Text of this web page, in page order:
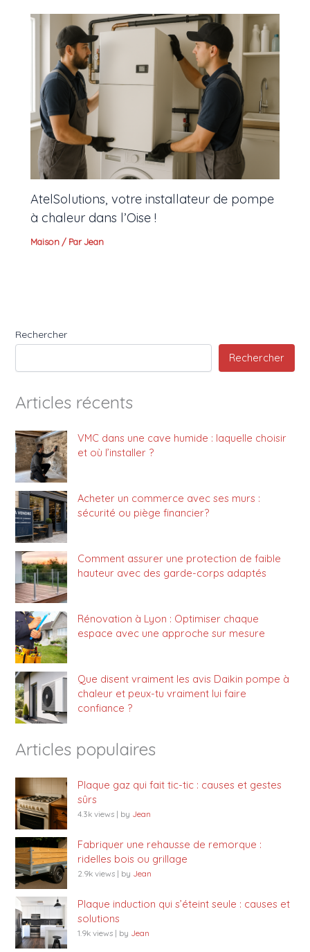
AtelSolutions, votre installateur de pompe
à chaleur dans l’Oise !
Maison / ParJean
Rechercher
Rechercher
Articles récents
VMC dans une cave humide : laquelle choisir
et où l’installer ?
Acheter un commerce avec ses murs :
sécurité ou piège financier?
Comment assurer une protection de faible
hauteur avec des garde-corps adaptés
Rénovation à Lyon : Optimiser chaque
espace avec une approche sur mesure
Que disent vraiment les avis Daikin pompe à
chaleur et peux-tu vraiment lui faire
confiance ?
Articles populaires
Plaque gaz qui fait tic-tic : causes et gestes
sûrs
4.3k views | by Jean
Fabriquer une rehausse de remorque :
ridelles bois ou grillage
2.9k views | by Jean
Plaque induction qui s’éteint seule : causes et
solutions
1.9k views | by Jean